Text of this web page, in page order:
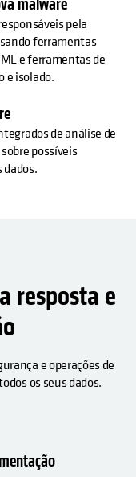
malware
pela
ferramentas
e ferramentas de
e isolado.
de análise de
possíveis
resposta e
e operações de
os seus dados.